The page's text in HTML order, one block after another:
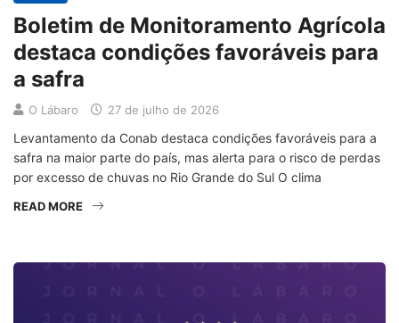
Boletim de Monitoramento Agrícola
destaca condições favoráveis para
a safra
O Lábaro 27 de julho de 2026
Levantamento da Conab destaca condições favoráveis para a
safra na maior parte do país, mas alerta para o risco de perdas
por excesso de chuvas no Rio Grande do Sul O clima
READ MORE